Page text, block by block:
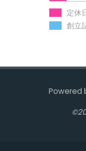
定休
創立
Powered